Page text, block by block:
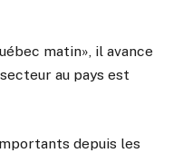
matin», il avance
au pays est
depuis les